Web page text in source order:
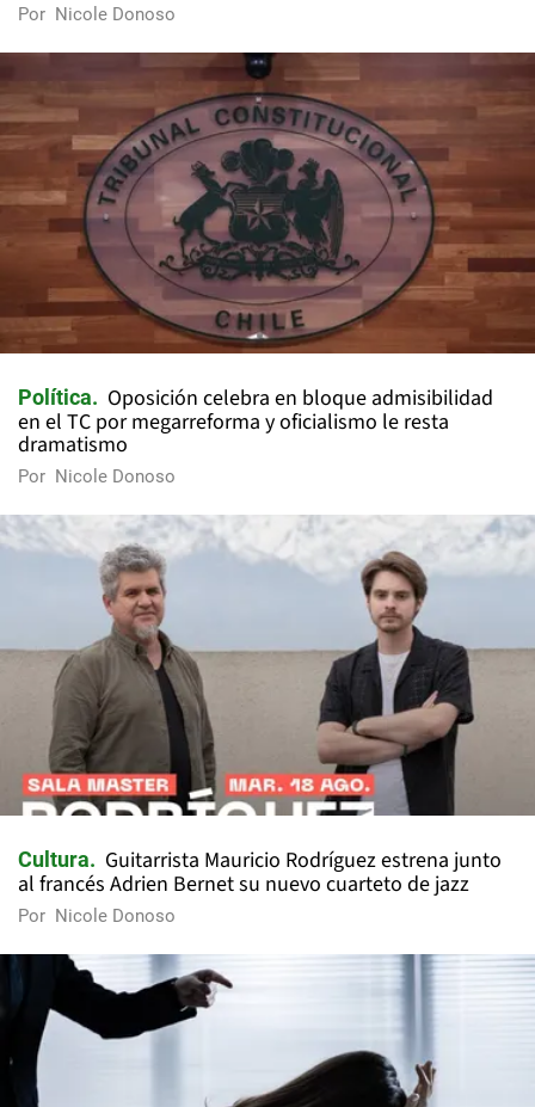
Por Nicole Donoso
Política
Oposición celebra en bloque admisibilidad
en el TC por megarreforma y oficialismo le resta
dramatismo
Por Nicole Donoso
Cultura
Guitarrista Mauricio Rodríguez estrena junto
al francés Adrien Bernet su nuevo cuarteto de jazz
Por Nicole Donoso